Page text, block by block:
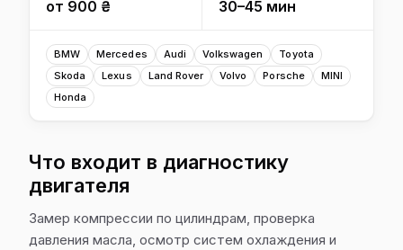
от 900 ₴ 30–45 мин
BMW Mercedes Audi Volkswagen
Toyota
Skoda
Lexus Land Rover Volvo Porsche
MINI
Honda
Что входит в диагностику
двигателя
Замер компрессии по цилиндрам, проверка
давления масла, осмотр систем охлаждения и